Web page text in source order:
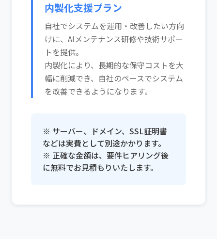
内製化支援プラン
自社でシステムを運用・改善したい方向
けに、AIメンテナンス研修や技術サポー
トを提供。
内製化により、長期的な保守コストを大
幅に削減でき、自社のペースでシステム
を改善できるようになります。
※ サーバー、ドメイン、SSL証明書
などは実費として別途かかります。
※ 正確な金額は、要件ヒアリング後
に無料でお見積もりいたします。